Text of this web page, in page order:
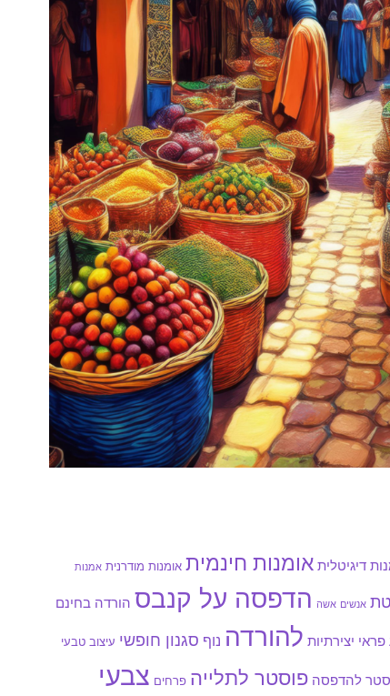
דיגיטלית אומנות חינמית אומנות מודרנית אמנות
אנשים אשה הדפסה על קנבס הורדה בחינם
יצירתיות להורדה נוף סגנון חופשי עיצוב טבעי
להדפסה פוסטר לתלייה פרחים צבעי